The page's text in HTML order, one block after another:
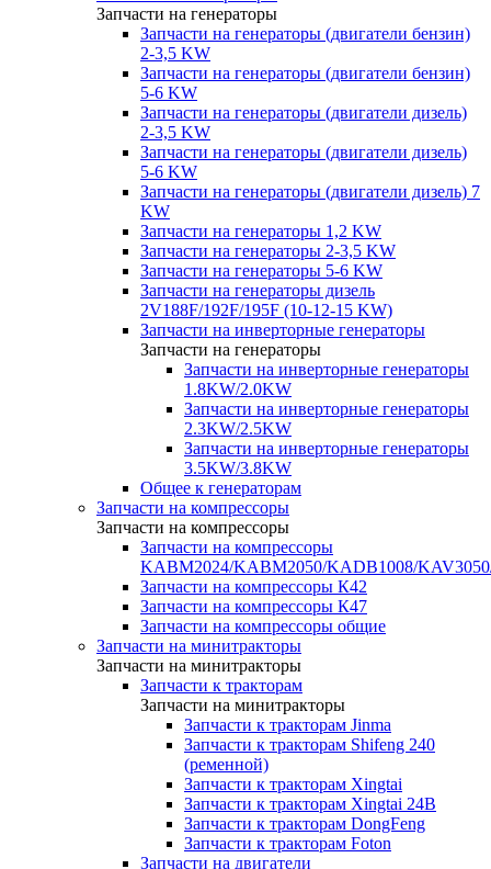
Запчасти на генераторы
Запчасти на генераторы (двигатели бензин)
2-3,5 KW
Запчасти на генераторы (двигатели бензин)
5-6 KW
Запчасти на генераторы (двигатели дизель)
2-3,5 KW
Запчасти на генераторы (двигатели дизель)
5-6 KW
Запчасти на генераторы (двигатели дизель) 7
KW
Запчасти на генераторы 1,2 KW
Запчасти на генераторы 2-3,5 KW
Запчасти на генераторы 5-6 KW
Запчасти на генераторы дизель
2V188F/192F/195F (10-12-15 KW)
Запчасти на инверторные генераторы
Запчасти на генераторы
Запчасти на инверторные генераторы
1.8KW/2.0KW
Запчасти на инверторные генераторы
2.3KW/2.5KW
Запчасти на инверторные генераторы
3.5KW/3.8KW
Общее к генераторам
Запчасти на компрессоры
Запчасти на компрессоры
Запчасти на компрессоры
KABM2024/KABM2050/KADB1008/
Запчасти на компрессоры К42
Запчасти на компрессоры К47
Запчасти на компрессоры общие
Запчасти на минитракторы
Запчасти на минитракторы
Запчасти к тракторам
Запчасти на минитракторы
Запчасти к тракторам Jinma
Запчасти к тракторам Shifeng 240
(ременной)
Запчасти к тракторам Xingtai
Запчасти к тракторам Xingtai 24В
Запчасти к тракторам DongFeng
Запчасти к тракторам Foton
Запчасти на двигатели